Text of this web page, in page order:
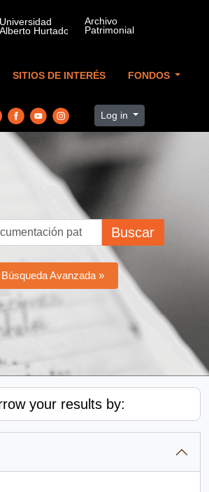
SITIOS DE INTERÉS FONDOS
Log in
Buscar
Búsqueda Avanzada »
your results by: